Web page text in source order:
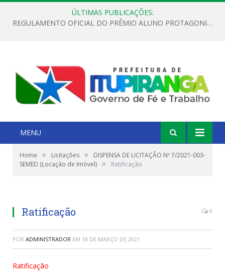
ÚLTIMAS PUBLICAÇÕES:
REGULAMENTO OFICIAL DO PRÊMIO ALUNO PROTAGONISTA – EDIÇÃO 2026
MENU
Home » Licitações »
DISPENSA DE LICITAÇÃO Nº 7/2021-003-
SEMED (Locação de Imóvel) » Ratificação
Ratificação 0
POR ADMINISTRADOR EM 18 DE MARÇO DE 2021
Ratificação